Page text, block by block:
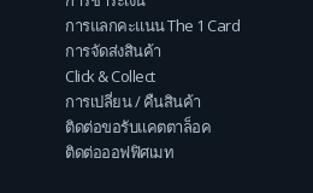
การแลกคะแนน The 1 Card
การจัดส่งสินค้า
Click & Collect
การเปลี่ยน / คืนสินค้า
ติดต่อขอรับแคตตาล็อค
ติดต่อออฟฟิศเมท